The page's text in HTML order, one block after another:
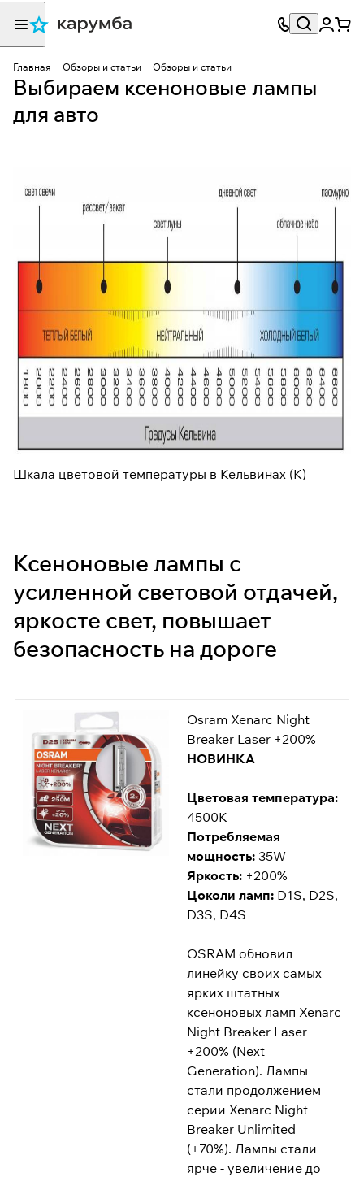
Главная Обзоры и статьи Обзоры и статьи
Выбираем ксеноновые лампы
для авто
Шкала цветовой температуры в Кельвинах (K)
Ксеноновые лампы с
усиленной световой отдачей,
яркосте свет, повышает
безопасность на дороге
Osram Xenarc Night
Breaker Laser +200%
НОВИНКА
Цветовая температура:
4500K
Потребляемая
мощность: 35W
Яркость: +200%
Цоколи ламп: D1S, D2S,
D3S, D4S
OSRAM обновил
линейку своих самых
ярких штатных
ксеноновых ламп Xenarc
Night Breaker Laser
+200% (Next
Generation). Лампы
стали продолжением
серии Xenarc Night
Breaker Unlimited
(+70%). Лампы стали
ярче - увеличение до